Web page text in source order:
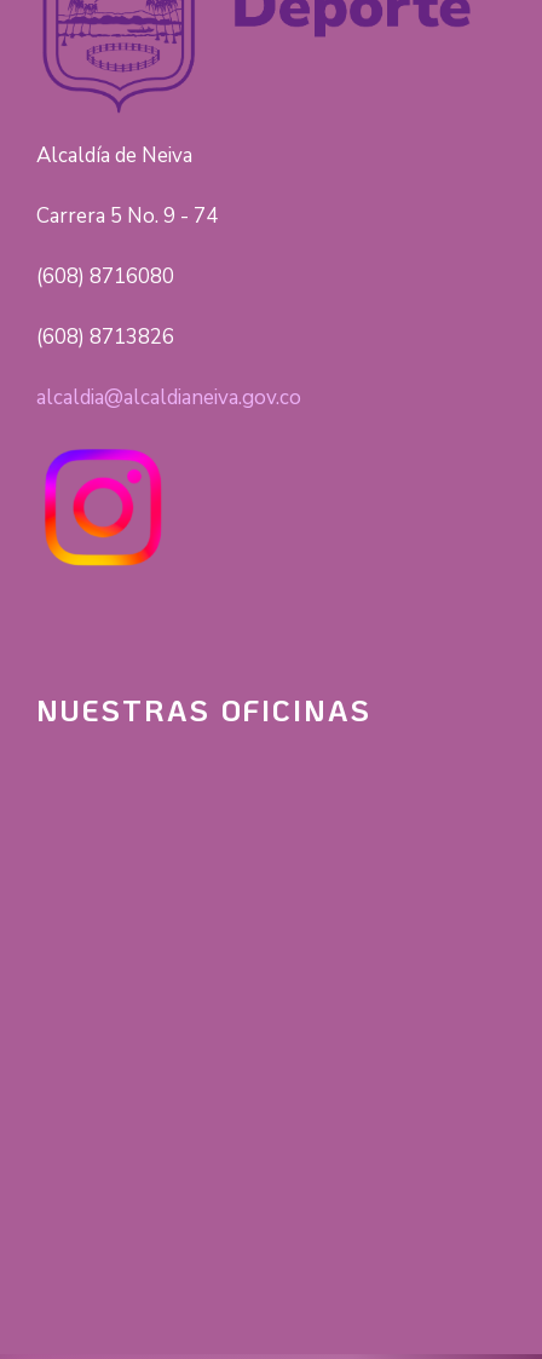
Alcaldía de Neiva
Carrera 5 No. 9 - 74
(608) 8716080
(608) 8713826
alcaldia@alcaldianeiva.gov.co
NUESTRAS OFICINAS